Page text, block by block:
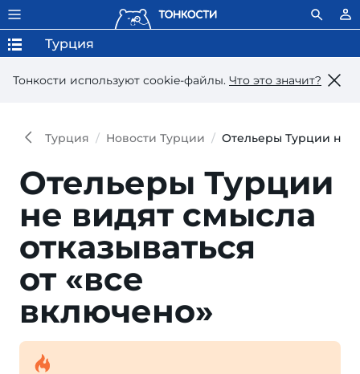
Тонкости используют сookie-файлы. Что это значит?
Турция
Турция Новости Турции Отельеры Турции не
Отельеры Турции
не видят смысла
отка­зываться
от «все
включено»